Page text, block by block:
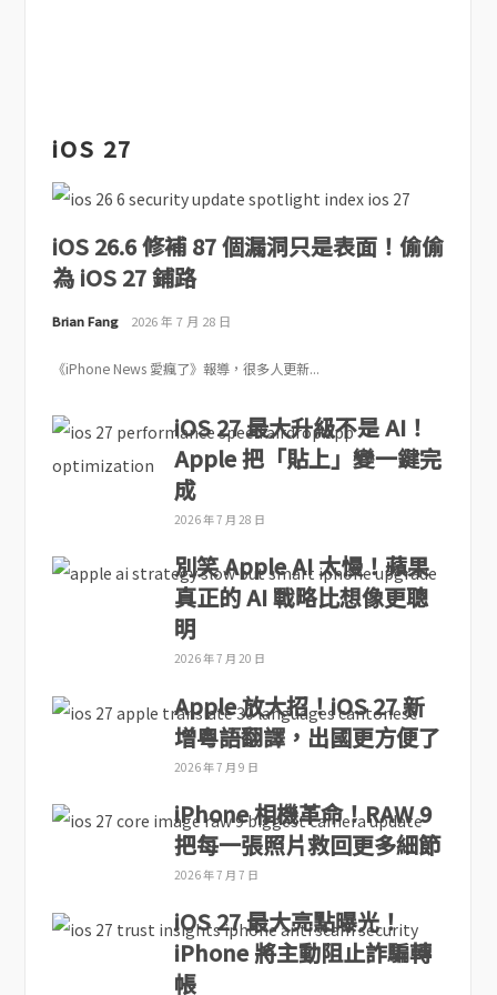
iOS 27
iOS 26.6 修補 87 個漏洞只是表面！偷偷
為 iOS 27 鋪路
Brian Fang 2026 年 7 月 28 日
《iPhone News 愛瘋了》報導，很多人更新...
iOS 27 最大升級不是 AI！
Apple 把「貼上」變一鍵完
成
2026 年 7 月 28 日
別笑 Apple AI 太慢！蘋果
真正的 AI 戰略比想像更聰
明
2026 年 7 月 20 日
Apple 放大招！iOS 27 新
增粵語翻譯，出國更方便了
2026 年 7 月 9 日
iPhone 相機革命！RAW 9
把每一張照片救回更多細節
2026 年 7 月 7 日
iOS 27 最大亮點曝光！
iPhone 將主動阻止詐騙轉
帳